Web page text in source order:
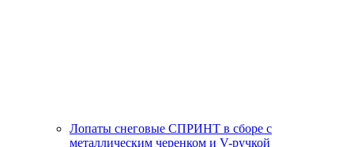
Лопаты снеговые СПРИНТ в сборе с
металлическим черенком и V-ручкой